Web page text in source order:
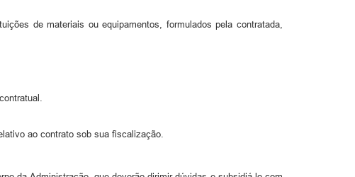
de materiais ou equipamentos, formulados pela contratada,
ao contrato sob sua fiscalização.